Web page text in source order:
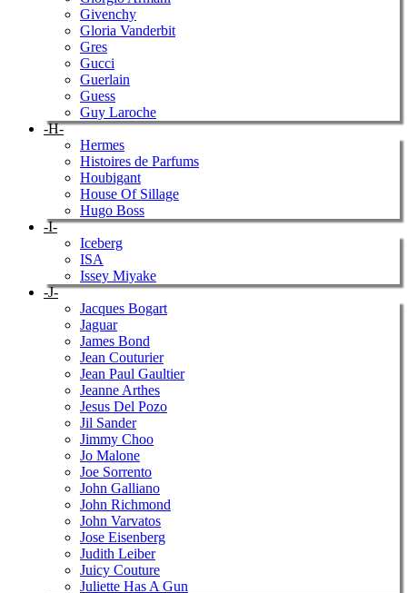
Givenchy
Gloria Vanderbit
Gres
Gucci
Guerlain
Guess
Guy Laroche
-H-
Hermes
Histoires de Parfums
Houbigant
House Of Sillage
Hugo Boss
-I-
Iceberg
ISA
Issey Miyake
-J-
Jacques Bogart
Jaguar
James Bond
Jean Couturier
Jean Paul Gaultier
Jeanne Arthes
Jesus Del Pozo
Jil Sander
Jimmy Choo
Jo Malone
Joe Sorrento
John Galliano
John Richmond
John Varvatos
Jose Eisenberg
Judith Leiber
Juicy Couture
Juliette Has A Gun